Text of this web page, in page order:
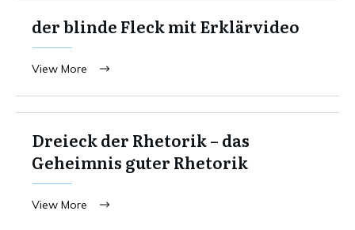
der blinde Fleck mit Erklärvideo
View More
Dreieck der Rhetorik – das
Geheimnis guter Rhetorik
View More